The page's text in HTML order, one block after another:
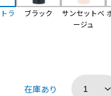
ラ
ブラック
サンセットべ
ージュ
在庫あり